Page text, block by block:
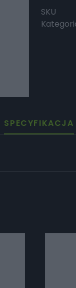
SKU
SPECYFIKACJA